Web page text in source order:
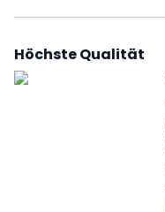
Höchste Qualität